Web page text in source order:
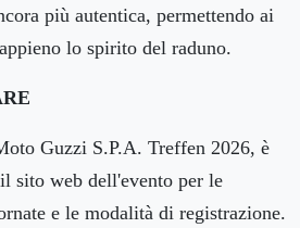
più autentica, permettendo ai
lo spirito del raduno.
Guzzi S.P.A. Treffen 2026, è
sito web dell'evento per le
e le modalità di registrazione.